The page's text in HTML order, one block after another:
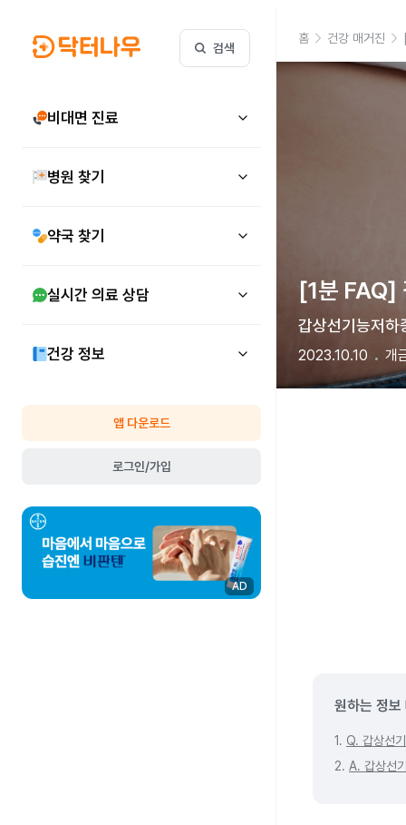
검색
비대면 진료
병원 찾기
약국 찾기
실시간 의료 상담
건강 정보
앱 다운로드
로그인/가입
AD
홈 건강 매거진
[1분 FAQ]
갑상선기능저하
2023.10.10 개
원하는 정보
1. Q. 갑상선
2. A. 갑상선